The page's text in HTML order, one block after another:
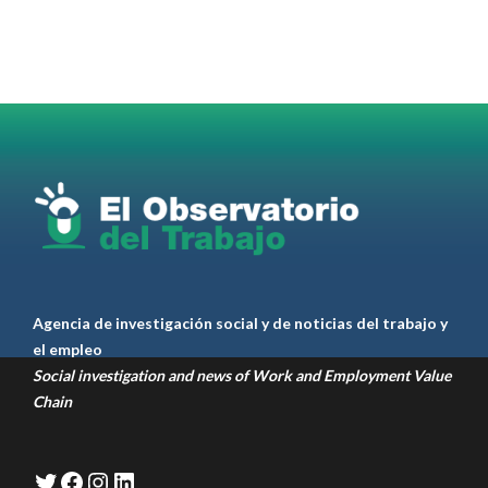
RT@casdcamioneros
1 1 Twitter
Agencia de investigación social y de noticias del trabajo y
el empleo
Social investigation and news of Work and Employment Value
Chain
Twitter
Facebook
Instagram
LinkedIn